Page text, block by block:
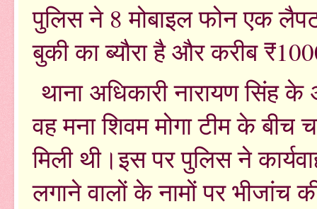
पुलिस ने 8 मोबाइल फोन एक
बुकी का ब्यौरा है और करीब
थाना अधिकारी नारायण सिंह
वह मना शिवम मोगा टीम के
मिली थी।इस पर पुलिस ने
लगाने वालों के नामों पर भीजांच